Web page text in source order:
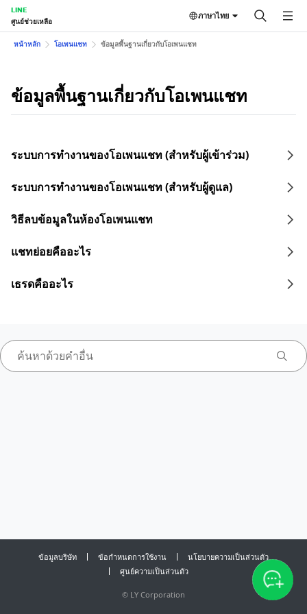
LINE
ศูนย์ช่วยเหลือ
ภาษาไทย
หน้าหลัก โอเพนแชท ข้อมูลพื้นฐานเกี่ยวกับโอเพนแชท
ข้อมูลพื้นฐานเกี่ยวกับโอเพนแชท
ระบบการทำงานของโอเพนแชท (สำหรับผู้เข้าร่วม)
ระบบการทำงานของโอเพนแชท (สำหรับผู้ดูแล)
วิธีลบข้อมูลในห้องโอเพนแชท
แชทย่อยคืออะไร
เธรดคืออะไร
ข้อมูลบริษัท ข้อกำหนดการใช้งาน
นโยบายความเป็นส่วนตัว
ศูนย์ความเป็นส่วนตัว
© LY Corporation